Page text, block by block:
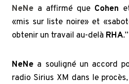
NeNe a affirmé que Cohen
«mis sur liste noire» et
obtenir un travail au-delà RHA.”
NeNe a souligné un accord
radio Sirius XM dans le